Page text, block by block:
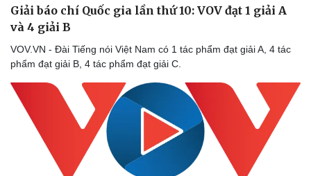
Doanh nghiệp
Thông tin doanh nghiệp
Doanh nghiệp 24h
Doanh nhân
Vì cộng đồng
Công nghệ
Sành điệu
Tin Công nghệ
Trải nghiệm
Chuyển đổi số
Giải báo chí Quốc gia lần thứ 10: VOV đạt 1 giải A
và 4 giải B
VOV.VN - Đài Tiếng nói Việt Nam có 1 tác phẩm đạt giải A, 4 tác
phẩm đạt giải B, 4 tác phẩm đạt giải C.